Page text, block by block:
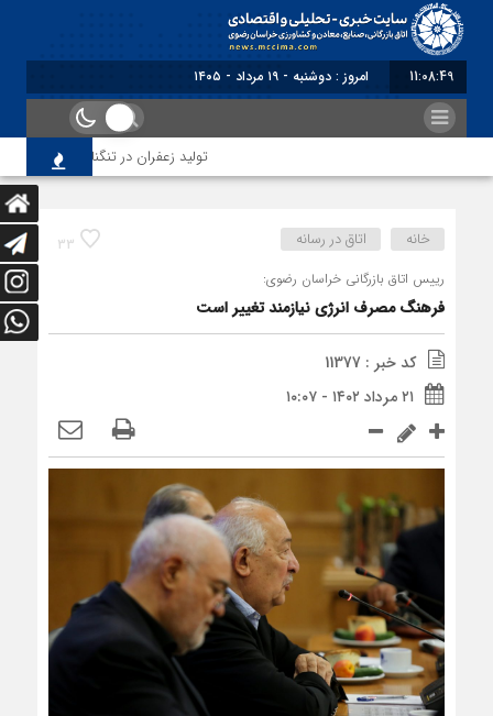
11:08:49 برابر با : M
تولید زعفران در تنگنای مقررات ارزی
33 خانه اتاق در رسانه
رییس اتاق بازرگانی خراسان رضوی:
فرهنگ مصرف انرژی نیازمند تغییر است
کد خبر : 11377
۲۱ مرداد ۱۴۰۲ - ۱۰:۰۷